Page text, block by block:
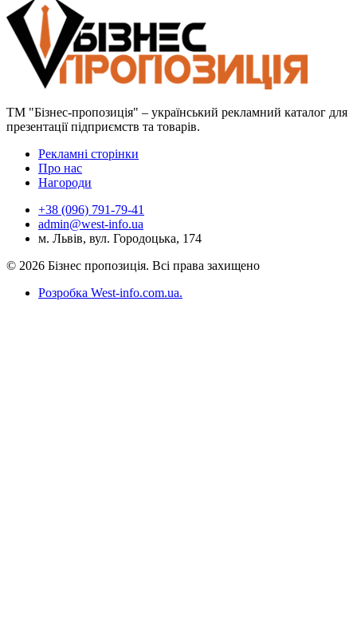
ТМ "Бізнес-пропозиція" – український рекламний каталог для
презентації підприємств та товарів.
Рекламні сторінки
Про нас
Нагороди
+38 (096) 791-79-41
admin@west-info.ua
м. Львів, вул. Городоцька, 174
© 2026 Бізнес пропозиція. Всі права захищено
Розробка West-info.com.ua.